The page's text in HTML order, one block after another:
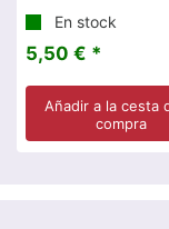
En stock
5,50 € *
Añadir a la cesta
compra